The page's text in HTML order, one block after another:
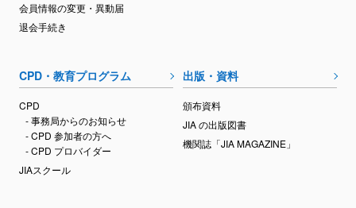
会員情報の変更・異動届
退会手続き
CPD・教育プログラム
CPD
- 事務局からのお知らせ
- CPD 参加者の方へ
- CPD プロバイダー
JIAスクール
出版・資料
頒布資料
JIA の出版図書
機関誌「JIA MAGAZINE」